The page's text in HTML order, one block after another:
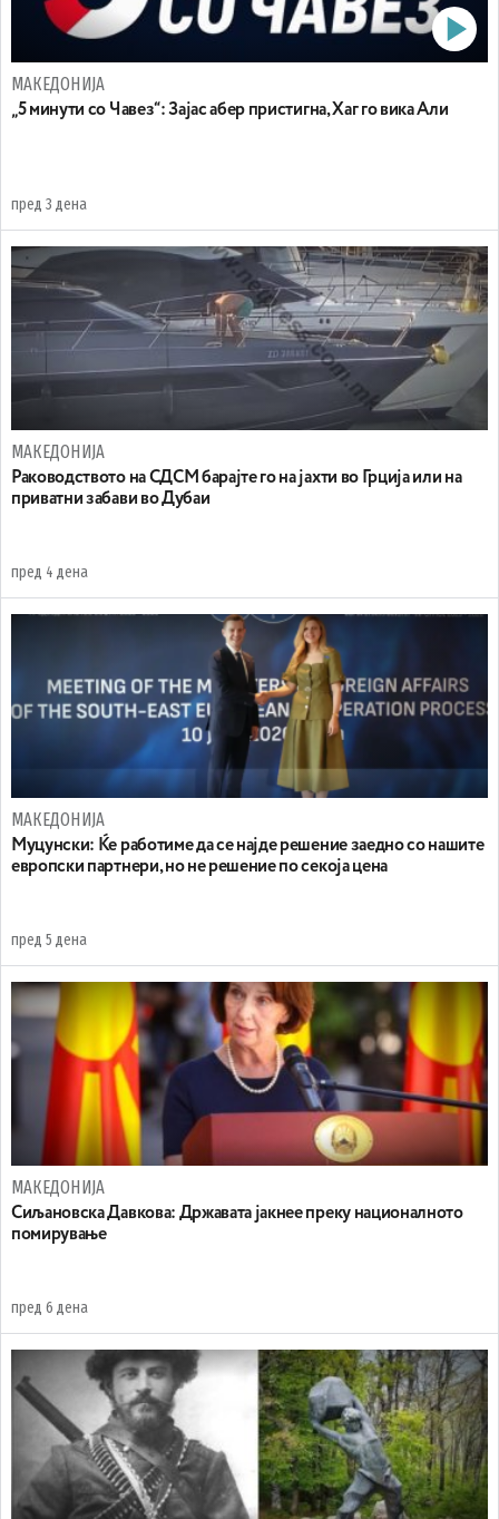
МАКЕДОНИЈА
„5 минути со Чавез“: Зајас абер пристигна, Хаг го вика Али
пред 3 дена
МАКЕДОНИЈА
Раководството на СДСМ барајте го на јахти во Грција или на
приватни забави во Дубаи
пред 4 дена
МАКЕДОНИЈА
Муцунски: Ќе работиме да се најде решение заедно со нашите
европски партнери, но не решение по секоја цена
пред 5 дена
МАКЕДОНИЈА
Сиљановска Давкова: Државата јакнее преку националното
помирување
пред 6 дена